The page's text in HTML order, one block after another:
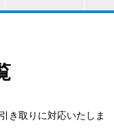
き取りに対応いたしま